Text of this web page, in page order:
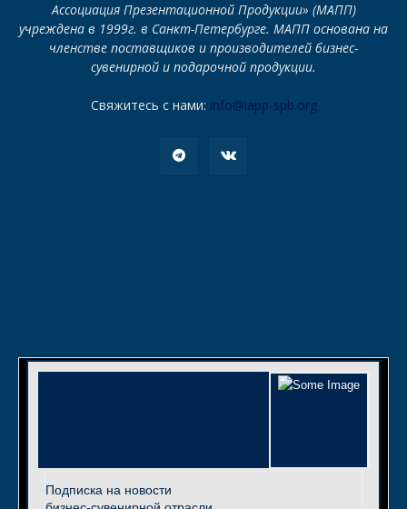
Ассоциация Презентационной Продукции» (МАПП)
учреждена в 1999г. в Санкт-Петербурге. МАПП основана на
членстве поставщиков и производителей бизнес-
сувенирной и подарочной продукции.
Свяжитесь с нами: info@iapp-spb.org
Подписка на новости